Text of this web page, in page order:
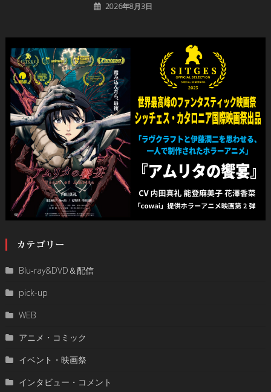
2026年8月3日
カテゴリー
Blu-ray&DVD＆配信
pick-up
WEB
アニメ・コミック
イベント・映画祭
インタビュー・コメント